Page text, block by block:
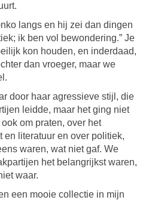
langs en hij zei dan dingen
ik ben vol bewondering.” Je
kon houden, en inderdaad,
dan vroeger, maar we
door haar agressieve stijl, die
leidde, maar het ging niet
om praten, over het
en literatuur en over politiek,
waren, wat niet gaf. We
het belangrijkst waren,
waar.
een mooie collectie in mijn